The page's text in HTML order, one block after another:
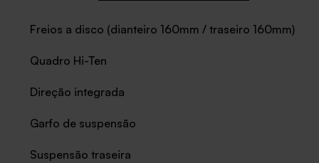
Freios a disco (dianteiro 160mm / traseiro 160mm)
Quadro Hi-Ten
Direção integrada
Garfo de suspensão
Suspensão traseira